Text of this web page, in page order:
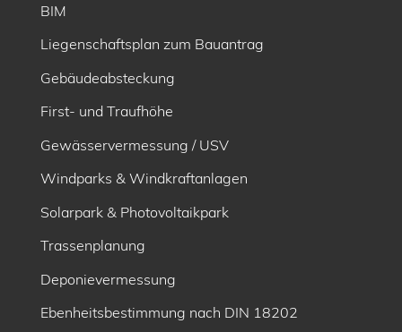
BIM
Liegenschaftsplan zum Bauantrag
Gebäudeabsteckung
First- und Traufhöhe
Gewässervermessung / USV
Windparks & Windkraftanlagen
Solarpark & Photovoltaikpark
Trassenplanung
Deponievermessung
Ebenheitsbe­stimmung nach DIN 18202